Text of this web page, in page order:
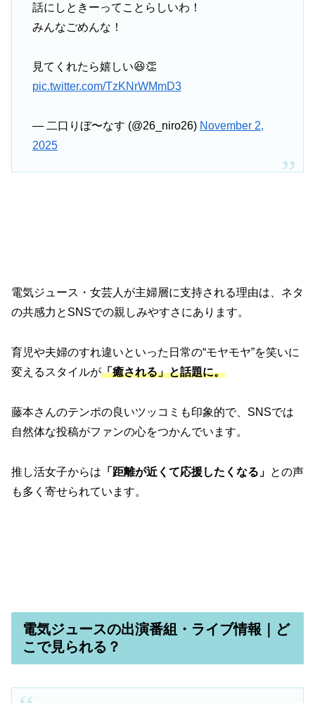
話にしときーってことらしいわ！
みんなごめんな！
見てくれたら嬉しい😆👏
pic.twitter.com/TzKNrWMmD3
— 二口りぼ〜なす (@26_niro26) November 2,
2025
電気ジュース・女芸人が主婦層に支持される理由は、ネタ
の共感力とSNSでの親しみやすさにあります。
育児や夫婦のすれ違いといった日常の“モヤモヤ”を笑いに
変えるスタイルが「癒される」と話題に。
藤本さんのテンポの良いツッコミも印象的で、SNSでは
自然体な投稿がファンの心をつかんでいます。
推し活女子からは 「距離が近くて応援したくなる」 との声
も多く寄せられています。
電気ジュースの出演番組・ライブ情報｜ど
こで見られる？